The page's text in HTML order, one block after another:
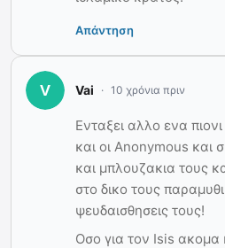
Απάντηση
Vai 10 χρόνια πριν
Ενταξει αλλο ενα
και οι Anonymous και
και μπλουζακια τους
στο δικο τους παραμυθι
ψευδαισθησεις τους!
Οσο για τον Isis ακομα